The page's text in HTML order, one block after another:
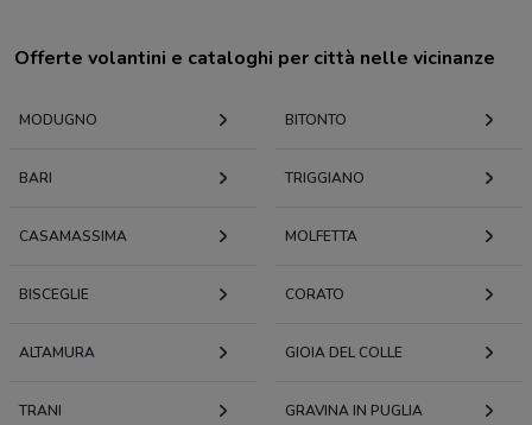
Offerte volantini e cataloghi per città nelle vicinanze
MODUGNO BITONTO
BARI TRIGGIANO
CASAMASSIMA MOLFETTA
BISCEGLIE CORATO
ALTAMURA GIOIA DEL COLLE
TRANI GRAVINA IN PUGLIA